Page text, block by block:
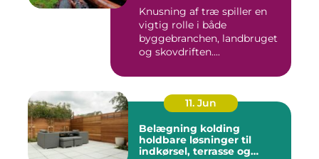
Knusning af træ spiller en
vigtig rolle i både
byggebranchen, landbruget
og skovdriften....
11. Jun
Belægning kolding
holdbare løsninger til
indkørsel, terrasse og